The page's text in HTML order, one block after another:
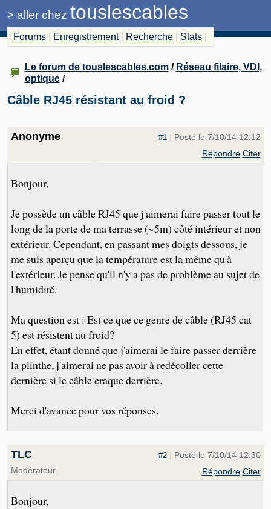
>aller chez touslescables
Forums Enregistrement Recherche Stats
Le forum de touslescables.com/ Réseau filaire, VDI,
optique/
Câble RJ45 résistant au froid ?
Anonyme #1 | Posté le 7/10/14 12:12
Répondre Citer
Bonjour,
Je possède un câble RJ45 que j'aimerai faire passer tout le
long de la porte de ma terrasse (~5m) côté intérieur et non
extérieur. Cependant, en passant mes doigts dessous, je
me suis aperçu que la température est la même qu'à
l'extérieur. Je pense qu'il n'y a pas de problème au sujet de
l'humidité.
Ma question est : Est ce que ce genre de câble (RJ45 cat
5) est résistent au froid?
En effet, étant donné que j'aimerai le faire passer derrière
la plinthe, j'aimerai ne pas avoir à redécoller cette
dernière si le câble craque derrière.
Merci d'avance pour vos réponses.
TLC
Modérateur
#2 | Posté le 7/10/14 12:30
Répondre Citer
Bonjour,